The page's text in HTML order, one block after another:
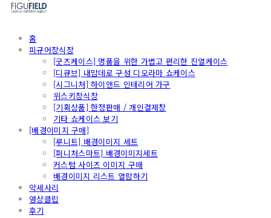
홈
피규어장식장
[굿즈케이스] 명품을 위한 가볍고 편리한 진열케이스
[디큐브] 내맘데로 구성 디오라마 쇼케이스
[시그니처] 하이앤드 인테리어 가구
위스키장식장
[기획상품] 한정판매 / 개인결제창
기타 쇼케이스 보기
[배경이미지 구매]
[루니트] 배경이미지 세트
[퍼니처스마트] 배경이미지세트
커스텀 사이즈 이미지 구매
배경이미지 리스트 열람하기
악세사리
영상클립
후기